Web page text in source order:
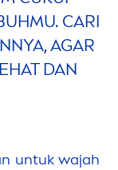
CARI
AGAR
DAN
untuk wajah